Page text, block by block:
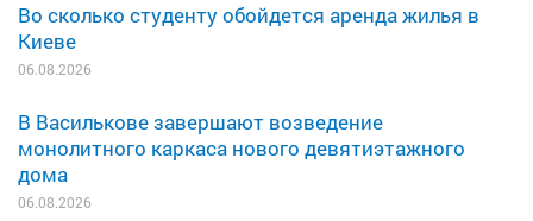
Во сколько студенту обойдется аренда жилья в
Киеве
06.08.2026
В Василькове завершают возведение
монолитного каркаса нового девятиэтажного
дома
06.08.2026